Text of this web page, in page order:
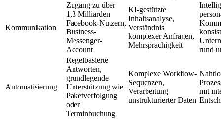
Kommunikation
Zugang zu über
1,3 Milliarden
Facebook-Nutzern,
Business-
Messenger-
Account
KI-gestützte
Inhaltsanalyse,
Verständnis
komplexer Anfragen,
Mehrsprachigkeit
rund
Automatisierung
Regelbasierte
Antworten,
grundlegende
Unterstützung wie
Paketverfolgung
oder
Terminbuchung
Komplexe Workflow-
Sequenzen,
Verarbeitung
unstrukturierter Daten
mit